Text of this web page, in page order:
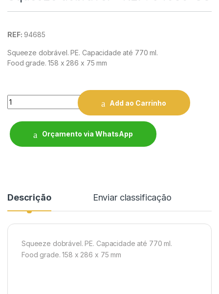
REF: 94685
Squeeze dobrável. PE. Capacidade até 770 ml.
Food grade. 158 x 286 x 75 mm
Quantity
Add ao Carrinho
Orçamento via WhatsApp
Descrição Enviar classificação
Squeeze dobrável. PE. Capacidade até 770 ml.
Food grade. 158 x 286 x 75 mm